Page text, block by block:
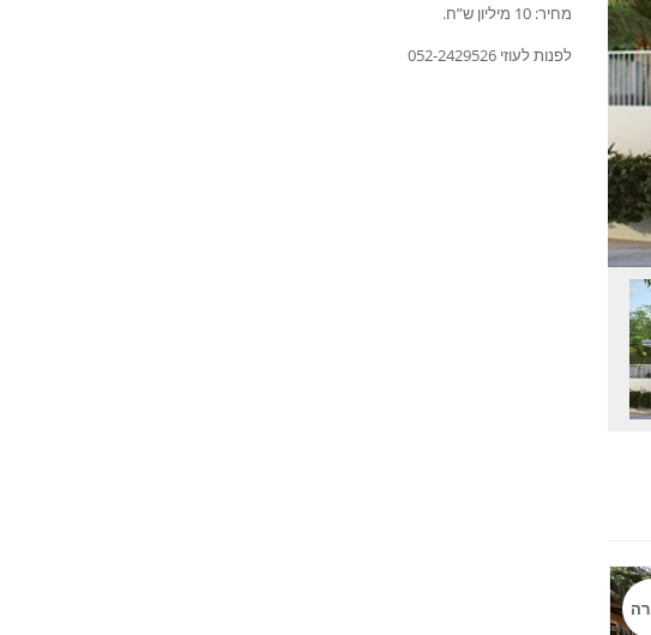
מחיר: 10 מיליון ש”ח.
לפנות לעוזי 052-2429526